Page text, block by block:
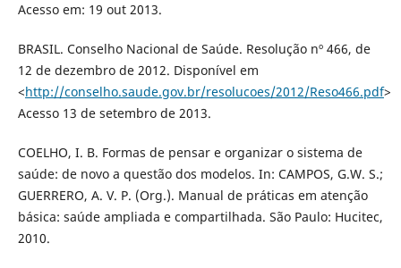
Acesso em: 19 out 2013.
BRASIL. Conselho Nacional de Saúde. Resolução nº 466, de
12 de dezembro de 2012. Disponível em
<http://conselho.saude.gov.br/resolucoes/2012/Reso466.pdf>
Acesso 13 de setembro de 2013.
COELHO, I. B. Formas de pensar e organizar o sistema de
saúde: de novo a questão dos modelos. In: CAMPOS, G.W. S.;
GUERRERO, A. V. P. (Org.). Manual de práticas em atenção
básica: saúde ampliada e compartilhada. São Paulo: Hucitec,
2010.